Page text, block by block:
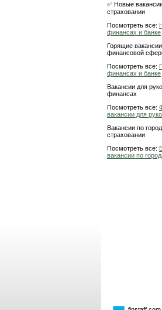
✅ Новые
страховании
Посмотреть все:
финансах и банке
Горящие
финансовой
Посмотреть все:
финансах и банке
Вакансии для
финансах
Посмотреть все:
вакансии для
Вакансии по
страховании
Посмотреть все:
вакансии по